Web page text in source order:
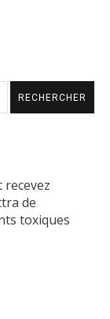
de
toxiques